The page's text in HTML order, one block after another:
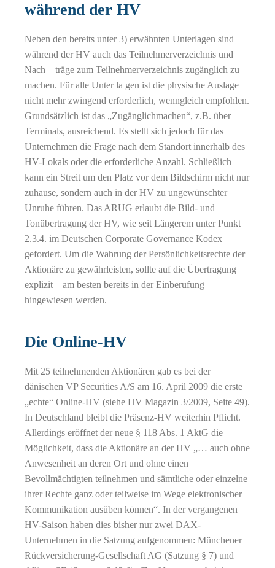
während der HV
Neben den bereits unter 3) erwähnten Unterlagen sind
während der HV auch das Teilnehmerverzeichnis und
Nach – träge zum Teilnehmerverzeichnis zugänglich zu
machen. Für alle Unter la gen ist die physische Auslage
nicht mehr zwingend erforderlich, wenngleich empfohlen.
Grundsätzlich ist das „Zugänglichmachen“, z.B. über
Terminals, ausreichend. Es stellt sich jedoch für das
Unternehmen die Frage nach dem Standort innerhalb des
HV-Lokals oder die erforderliche Anzahl. Schließlich
kann ein Streit um den Platz vor dem Bildschirm nicht nur
zuhause, sondern auch in der HV zu ungewünschter
Unruhe führen. Das ARUG erlaubt die Bild- und
Tonübertragung der HV, wie seit Längerem unter Punkt
2.3.4. im Deutschen Corporate Governance Kodex
gefordert. Um die Wahrung der Persönlichkeitsrechte der
Aktionäre zu gewährleisten, sollte auf die Übertragung
explizit – am besten bereits in der Einberufung –
hingewiesen werden.
Die Online-HV
Mit 25 teilnehmenden Aktionären gab es bei der
dänischen VP Securities A/S am 16. April 2009 die erste
„echte“ Online-HV (siehe HV Magazin 3/2009, Seite 49).
In Deutschland bleibt die Präsenz-HV weiterhin Pflicht.
Allerdings eröffnet der neue § 118 Abs. 1 AktG die
Möglichkeit, dass die Aktionäre an der HV „… auch ohne
Anwesenheit an deren Ort und ohne einen
Bevollmächtigten teilnehmen und sämtliche oder einzelne
ihrer Rechte ganz oder teilweise im Wege elektronischer
Kommunikation ausüben können“. In der vergangenen
HV-Saison haben dies bisher nur zwei DAX-
Unternehmen in die Satzung aufgenommen: Münchener
Rückversicherung-Gesellschaft AG (Satzung § 7) und